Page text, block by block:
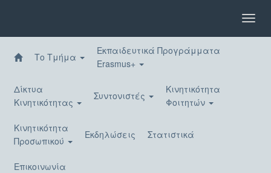
περιεχόμενο
Το Τμήμα
Εκπαιδευτικά Προγράμματα
Erasmus+
Δίκτυα
Κινητικότητας
Συντονιστές
Κινητικότητα
Φοιτητών
Κινητικότητα
Προσωπικού
Εκδηλώσεις Στατιστικά
Επικοινωνία